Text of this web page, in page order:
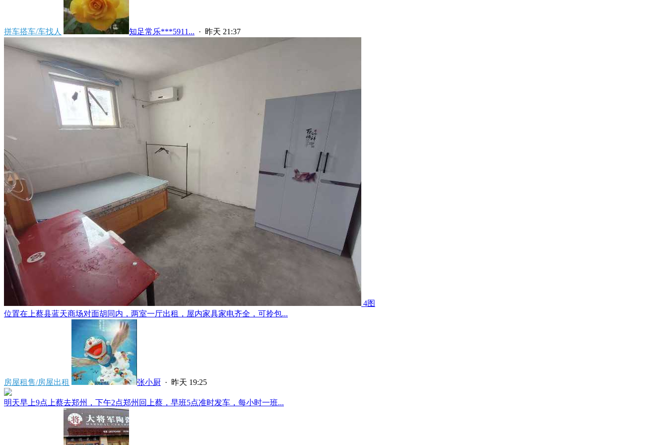
拼车搭车/车找人 知足常乐***5911... · 昨天 21:37
4图
位置在上蔡县蓝天商场对面胡同内，两室一厅出租，屋内家具家电齐全，可拎包...
房屋租售/房屋出租 张小厨 · 昨天 19:25
明天早上9点上蔡去郑州，下午2点郑州回上蔡，早班5点准时发车，每小时一班...